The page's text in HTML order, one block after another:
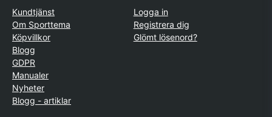
Kundtjänst
Om Sporttema
Köpvillkor
Blogg
GDPR
Manualer
Nyheter
Blogg - artiklar
Logga in
Registrera dig
Glömt lösenord?